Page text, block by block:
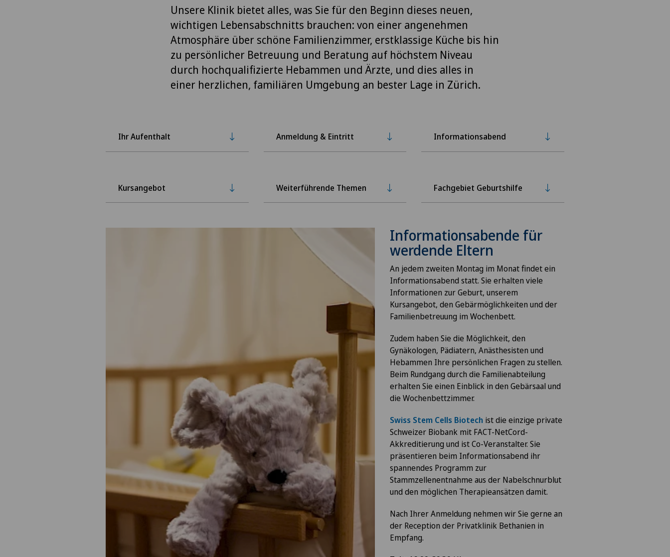
Unsere Klinik bietet alles, was Sie für den Beginn dieses neuen,
wichtigen Lebensabschnitts brauchen: von einer angenehmen
Atmosphäre über schöne Familienzimmer, erstklassige Küche bis hin
zu persönlicher Betreuung und Beratung auf höchstem Niveau
durch hochqualifizierte Hebammen und Ärzte, und dies alles in
einer herzlichen, familiären Umgebung an bester Lage in Zürich.
Ihr Aufenthalt Anmeldung & Eintritt Informationsabend
Kursangebot Weiterführende Themen Fachgebiet Geburtshilfe
Informationsabende für
werdende Eltern
An jedem zweiten Montag im Monat findet ein
Informationsabend statt. Sie erhalten viele
Informationen zur Geburt, unserem
Kursangebot, den Gebärmöglichkeiten und der
Familienbetreuung im Wochenbett.
Zudem haben Sie die Möglichkeit, den
Gynäkologen, Pädiatern, Anästhesisten und
Hebammen Ihre persönlichen Fragen zu stellen.
Beim Rundgang durch die Familienabteilung
erhalten Sie einen Einblick in den Gebärsaal und
die Wochenbettzimmer.
Swiss Stem Cells Biotech ist die einzige private
Schweizer Biobank mit FACT-NetCord-
Akkreditierung und ist Co-Veranstalter. Sie
präsentieren beim Informationsabend ihr
spannendes Programm zur
Stammzellenentnahme aus der Nabelschnurblut
und den möglichen Therapieansätzen damit.
Nach Ihrer Anmeldung nehmen wir Sie gerne an
der Reception der Privatklinik Bethanien in
Empfang.